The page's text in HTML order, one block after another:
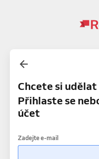
Chcete si
Přihlaste se
účet
Zadejte e-mail